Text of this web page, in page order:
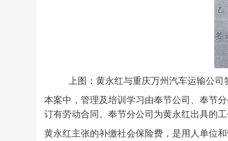
上图：黄永红与重庆万州汽车运输公司
本案中，管理及培训学习由奉节公司、奉节
订有劳动合同。奉节分公司为黄永红出具的
黄永红主张的补缴社会保险费，是用人单位